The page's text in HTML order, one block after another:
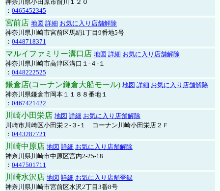
神奈川県小田原市前川１２０
： 0465452345
宮前店 地図 詳細 お気に入り店舗解除
神奈川県川崎市宮前区馬絹1丁目9番地5号
： 0448718371
マルイファミリー溝口店 地図 詳細 お気に入り店舗解除
神奈川県川崎市高津区溝口１-４-１
： 0448222525
鎌倉店(コーナン鎌倉大船モール) 地図 詳細 お気に入り店舗解除
神奈川県鎌倉市岡本１１８８番地１
： 0467421422
川崎小田栄店 地図 詳細 お気に入り店舗解除
川崎市川崎区小田栄２‐３‐１ コーナン川崎小田栄店２Ｆ
： 0443287721
川崎中原店 地図 詳細 お気に入り店舗解除
神奈川県川崎市中原区宮内2-25-18
： 0447501711
川崎水沢店 地図 詳細 お気に入り店舗登録
神奈川県川崎市宮前区水沢2丁目3番8号